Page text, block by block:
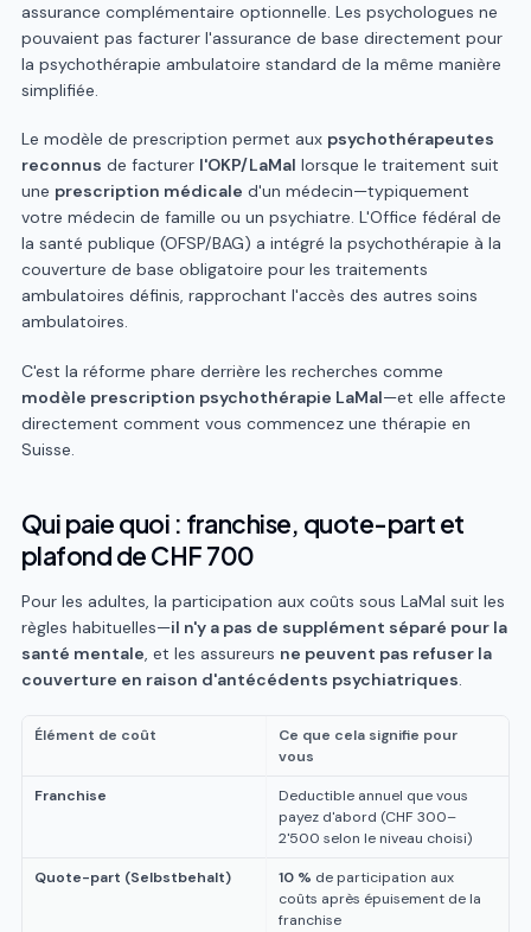
assurance complémentaire optionnelle. Les psychologues ne
pouvaient pas facturer l'assurance de base directement pour
la psychothérapie ambulatoire standard de la même manière
simplifiée.
Le modèle de prescription permet aux psychothérapeutes
reconnus de facturer l'OKP/LaMal lorsque le traitement suit
une prescription médicale d'un médecin—typiquement
votre médecin de famille ou un psychiatre. L'Office fédéral de
la santé publique (OFSP/BAG) a intégré la psychothérapie à la
couverture de base obligatoire pour les traitements
ambulatoires définis, rapprochant l'accès des autres soins
ambulatoires.
C'est la réforme phare derrière les recherches comme
modèle prescription psychothérapie LaMal—et elle affecte
directement comment vous commencez une thérapie en
Suisse.
Qui paie quoi : franchise, quote-part et
plafond de CHF 700
Pour les adultes, la participation aux coûts sous LaMal suit les
règles habituelles—il n'y a pas de supplément séparé pour la
santé mentale, et les assureurs ne peuvent pas refuser la
couverture en raison d'antécédents psychiatriques.
Élément de coût
Ce que cela signifie pour
vous
Franchise
Deductible annuel que vous
payez d'abord (CHF 300–
2'500 selon le niveau choisi)
Quote-part (Selbstbehalt) 10 % de participation aux
coûts après épuisement de la
franchise